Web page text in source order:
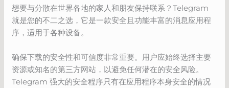
想要与分散在世界各地的家人和朋友保持联系？Telegram
就是您的不二之选，它是一款安全且功能丰富的消息应用程
序，适用于各种设备。
确保下载的安全性和可信度非常重要。用户应始终选择主要
资源或知名的第三方网站，以避免任何潜在的安全风险。
Telegram 强大的安全程序只有在应用程序本身安全的情况